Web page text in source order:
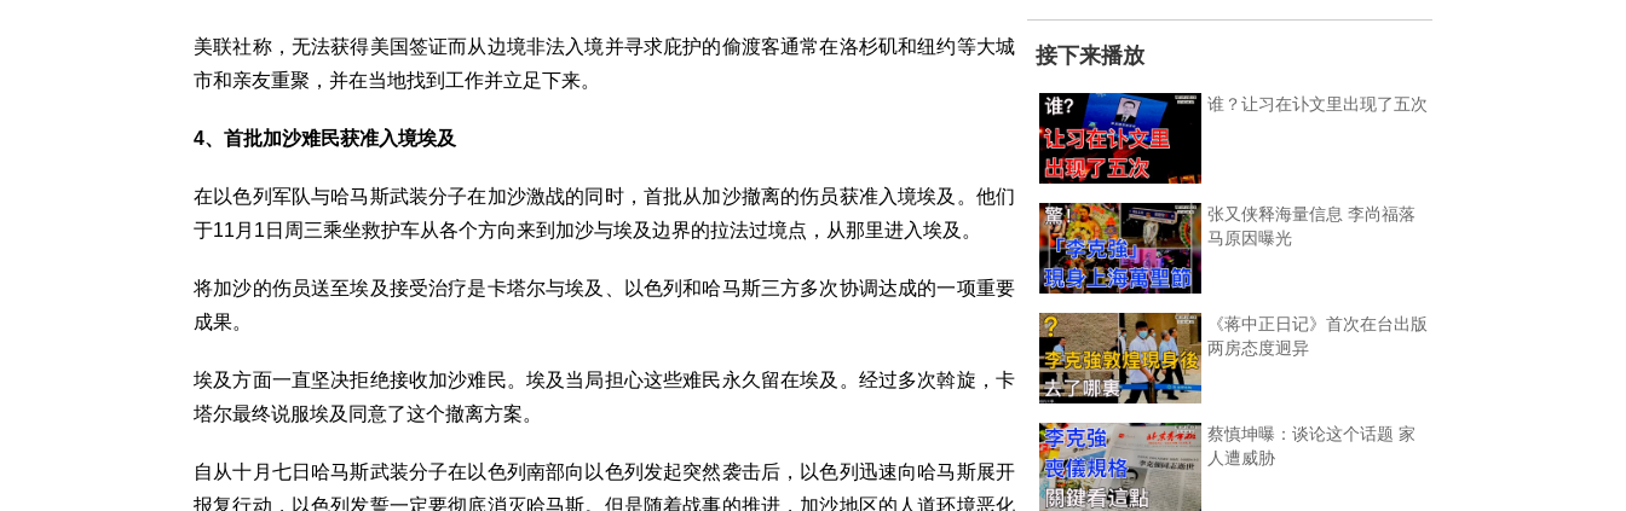
美联社称，无法获得美国签证而从边境非法入境并寻求庇护的偷渡客通常在洛杉矶和纽约等大城
市和亲友重聚，并在当地找到工作并立足下来。
4、首批加沙难民获准入境埃及
在以色列军队与哈马斯武装分子在加沙激战的同时，首批从加沙撤离的伤员获准入境埃及。他们
于11月1日周三乘坐救护车从各个方向来到加沙与埃及边界的拉法过境点，从那里进入埃及。
将加沙的伤员送至埃及接受治疗是卡塔尔与埃及、以色列和哈马斯三方多次协调达成的一项重要
成果。
埃及方面一直坚决拒绝接收加沙难民。埃及当局担心这些难民永久留在埃及。经过多次斡旋，卡
塔尔最终说服埃及同意了这个撤离方案。
自从十月七日哈马斯武装分子在以色列南部向以色列发起突然袭击后，以色列迅速向哈马斯展开
报复行动，以色列发誓一定要彻底消灭哈马斯。但是随着战事的推进，加沙地区的人道环境恶化
接下来播放
谁？让习在讣文里出现了五次
张又侠释海量信息 李尚福落
马原因曝光
《蒋中正日记》首次在台出版
两房态度迥异
蔡慎坤曝：谈论这个话题 家
人遭威胁